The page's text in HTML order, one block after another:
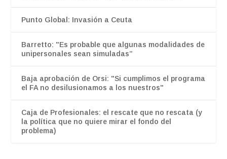
Punto Global: Invasión a Ceuta
Barretto: "Es probable que algunas modalidades de
unipersonales sean simuladas”
Baja aprobación de Orsi: "Si cumplimos el programa
el FA no desilusionamos a los nuestros"
Caja de Profesionales: el rescate que no rescata (y
la política que no quiere mirar el fondo del
problema)